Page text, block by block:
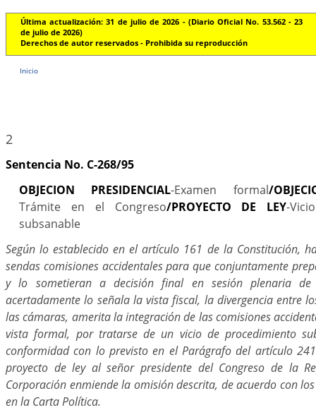
Última actualización: 31 de julio de 2026 - (Diario Oficial No. 53.562 - 23
de julio de 2026)
Derechos de autor reservados - Prohibida su reproducción
Inicio
2
Sentencia No. C-268/95
OBJECION PRESIDENCIAL-Examen formal/
Trámite en el Congreso/PROYECTO DE LEY-
subsanable
Según lo establecido en el artículo 161 de la Constitución,
sendas comisiones accidentales para que conjuntamente
y lo sometieran a decisión final en sesión plenaria de
acertadamente lo señala la vista fiscal, la divergencia entre
las cámaras, amerita la integración de las comisiones
vista formal, por tratarse de un vicio de procedimiento
conformidad con lo previsto en el Parágrafo del artículo
proyecto de ley al señor presidente del Congreso de la
Corporación enmiende la omisión descrita, de acuerdo con
en la Carta Política.